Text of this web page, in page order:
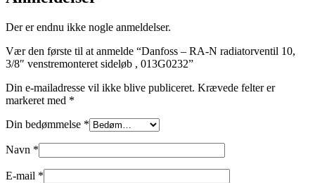
Der er endnu ikke nogle anmeldelser.
Vær den første til at anmelde “Danfoss – RA-N radiatorventil 10,
3/8″ venstremonteret sideløb , 013G0232”
Din e-mailadresse vil ikke blive publiceret. Krævede felter er
markeret med *
Din bedømmelse *
Navn *
E-mail *